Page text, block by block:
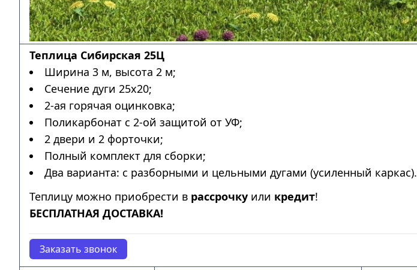
Теплица Сибирская 25Ц
Ширина 3 м, высота 2 м;
Сечение дуги 25х20;
2-ая горячая оцинковка;
Поликарбонат с 2-ой защитой от УФ;
2 двери и 2 форточки;
Полный комплект для сборки;
Два варианта: с разборными и цельными дугами (усиленный каркас).
Теплицу можно приобрести в рассрочку или кредит!
БЕСПЛАТНАЯ ДОСТАВКА!
Заказать звонок